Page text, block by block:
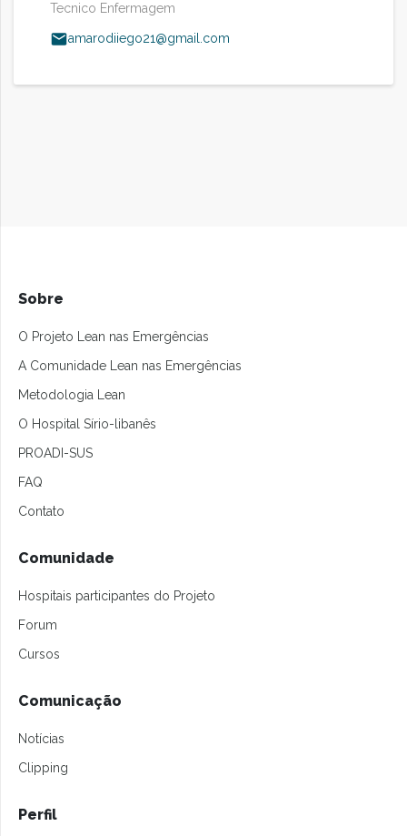
Tecnico Enfermagem
amarodiiego21@gmail.com
Sobre
O Projeto Lean nas Emergências
A Comunidade Lean nas Emergências
Metodologia Lean
O Hospital Sírio-libanês
PROADI-SUS
FAQ
Contato
Comunidade
Hospitais participantes do Projeto
Forum
Cursos
Comunicação
Notícias
Clipping
Perfil